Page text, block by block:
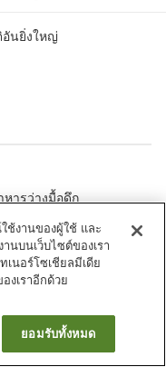
อันยิ่งใหญ่
หารว่างมื้อดึก
Minshuku Kujira
ช้งานของผู้ใช้ และ
นบนเว็บไซต์ของเรา
เนอร์โซเชียลมีเดีย
งเราอีกด้วย
ยอมรับทั้งหมด